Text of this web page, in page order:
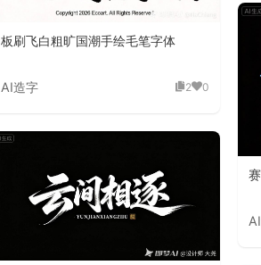
板刷飞白粗旷国潮手绘毛笔字体
AI造字 2 0